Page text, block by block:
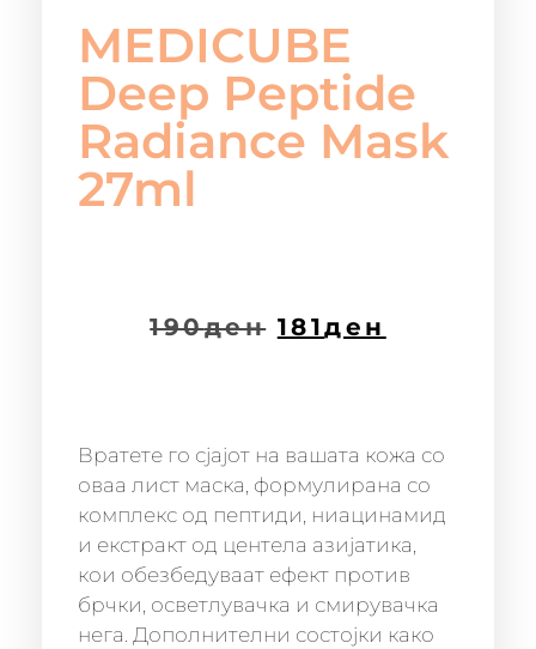
MEDICUBE
Deep Peptide
Radiance Mask
27ml
190ден 181ден
Вратете го сјајот на вашата кожа со
оваа лист маска, формулирана со
комплекс од пептиди, ниацинамид
и екстракт од центела азијатика,
кои обезбедуваат ефект против
брчки, осветлувачка и смирувачка
нега. Дополнителни состојки како